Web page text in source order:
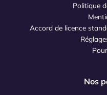
Politique
Accord de licence
Nos